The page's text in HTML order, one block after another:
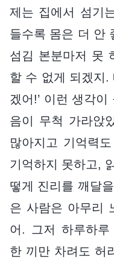
제는 집에서 섬기
들수록 몸은 더 안
섬김 본분마저 못
할 수 없게 되겠지.
겠어!’ 이런 생각
음이 무척 가라앉
많아지고 기억력
기억하지 못하고,
떻게 진리를 깨달
은 사람은 아무리
어. 그저 하루하루
한 끼만 차려도 허